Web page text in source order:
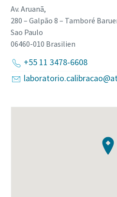
Av. Aruanã,
280 – Galpão 8 – Tamboré
Sao Paulo
06460-010 Brasilien
+55 11 3478-6608